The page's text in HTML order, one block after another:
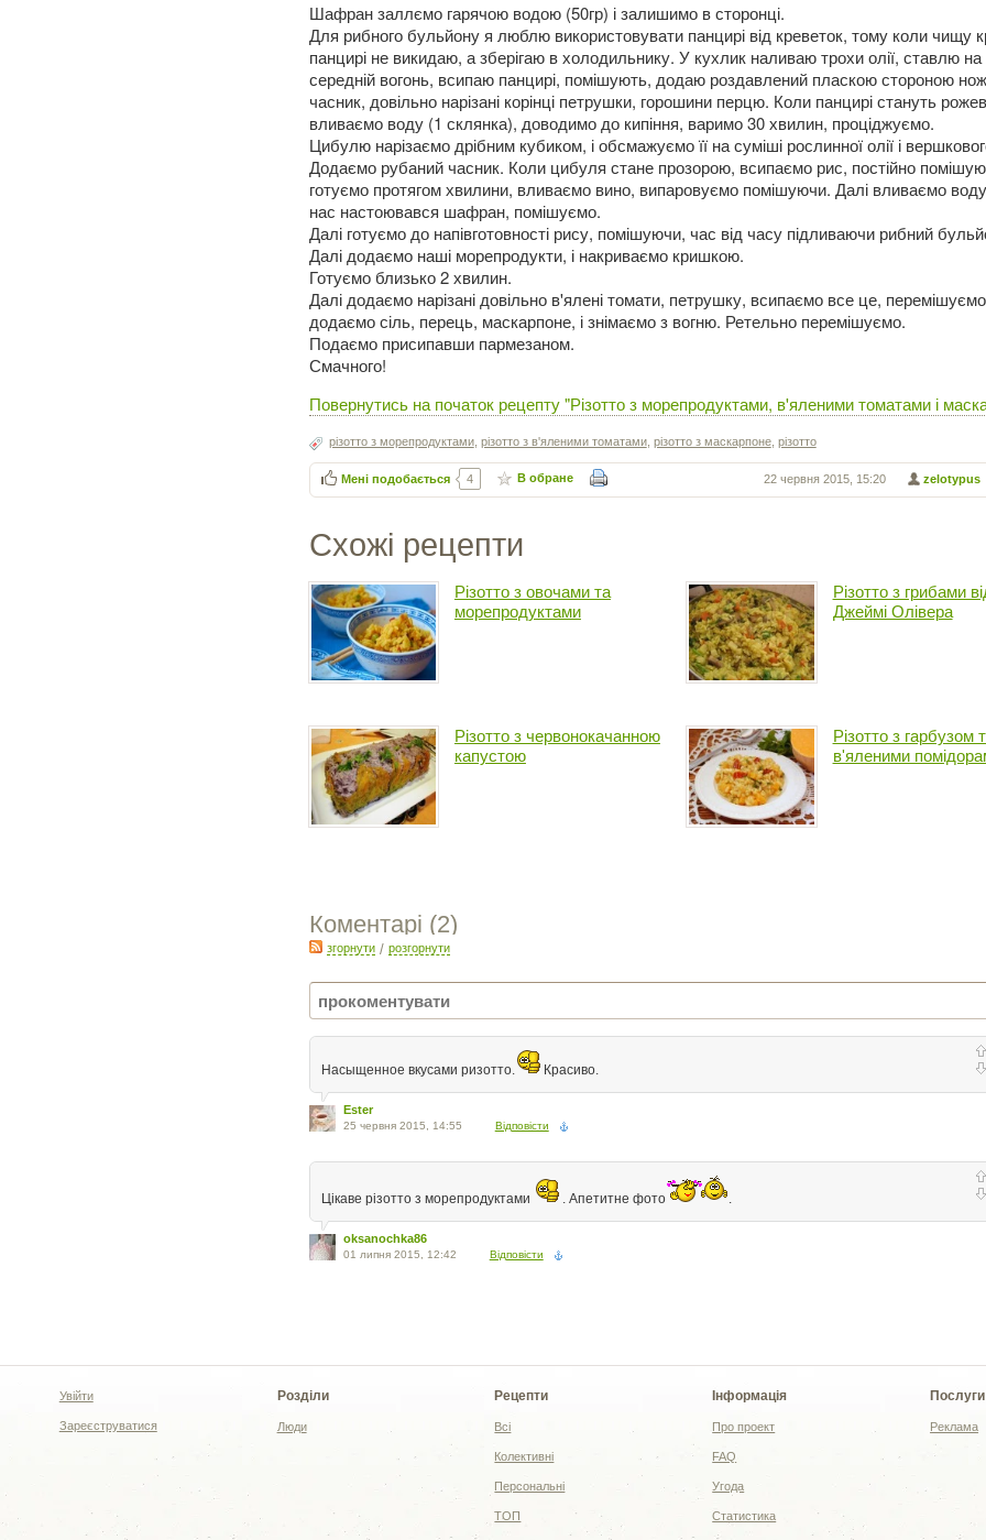
Шафран заллємо гарячою водою (50гр) і залишимо в сторонці.
Для рибного бульйону я люблю використовувати панцирі від креветок, тому коли чищу
панцирі не викидаю, а зберігаю в холодильнику. У кухлик наливаю трохи олії, ставлю на
середній вогонь, всипаю панцирі, помішують, додаю роздавлений пласкою стороною
часник, довільно нарізані корінці петрушки, горошини перцю. Коли панцирі стануть
вливаємо воду (1 склянка), доводимо до кипіння, варимо 30 хвилин, проціджуємо.
Цибулю нарізаємо дрібним кубиком, і обсмажуємо її на суміші рослинної олії і
Додаємо рубаний часник. Коли цибуля стане прозорою, всипаємо рис, постійно
готуємо протягом хвилини, вливаємо вино, випаровуємо помішуючи. Далі вливаємо
нас настоювався шафран, помішуємо.
Далі готуємо до напівготовності рису, помішуючи, час від часу підливаючи рибний
Далі додаємо наші морепродукти, і накриваємо кришкою.
Готуємо близько 2 хвилин.
Далі додаємо нарізані довільно в'ялені томати, петрушку, всипаємо все це,
додаємо сіль, перець, маскарпоне, і знімаємо з вогню. Ретельно перемішуємо.
Подаємо присипавши пармезаном.
Смачного!
Повернутись на початок рецепту "Різотто з морепродуктами, в'яленими томатами і
різотто з морепродуктами, різотто з в'яленими томатами, різотто з маскарпоне, різотто
zelotypus
22 червня 2015, 15:20
Мені подобається 4 В обране
Схожі рецепти
Різотто з овочами та
морепродуктами
Різотто з грибами
Джеймі Олівера
Різотто з червонокачанною
капустою
Різотто з гарбузом
в'яленими
Коментарі (2)
згорнути/ розгорнути
Насыщенное вкусами ризотто. Красиво.
Ester
25 червня 2015, 14:55 Відповісти
Цікаве різотто з морепродуктами . Апетитне фото .
oksanochka86
01 липня 2015, 12:42 Відповісти
Увійти
Зареєструватися
Розділи
Люди
Рецепти
Всі
Колективні
Персональні
ТОП
Інформація
Про проект
FAQ
Угода
Статистика
Послуги
Реклама